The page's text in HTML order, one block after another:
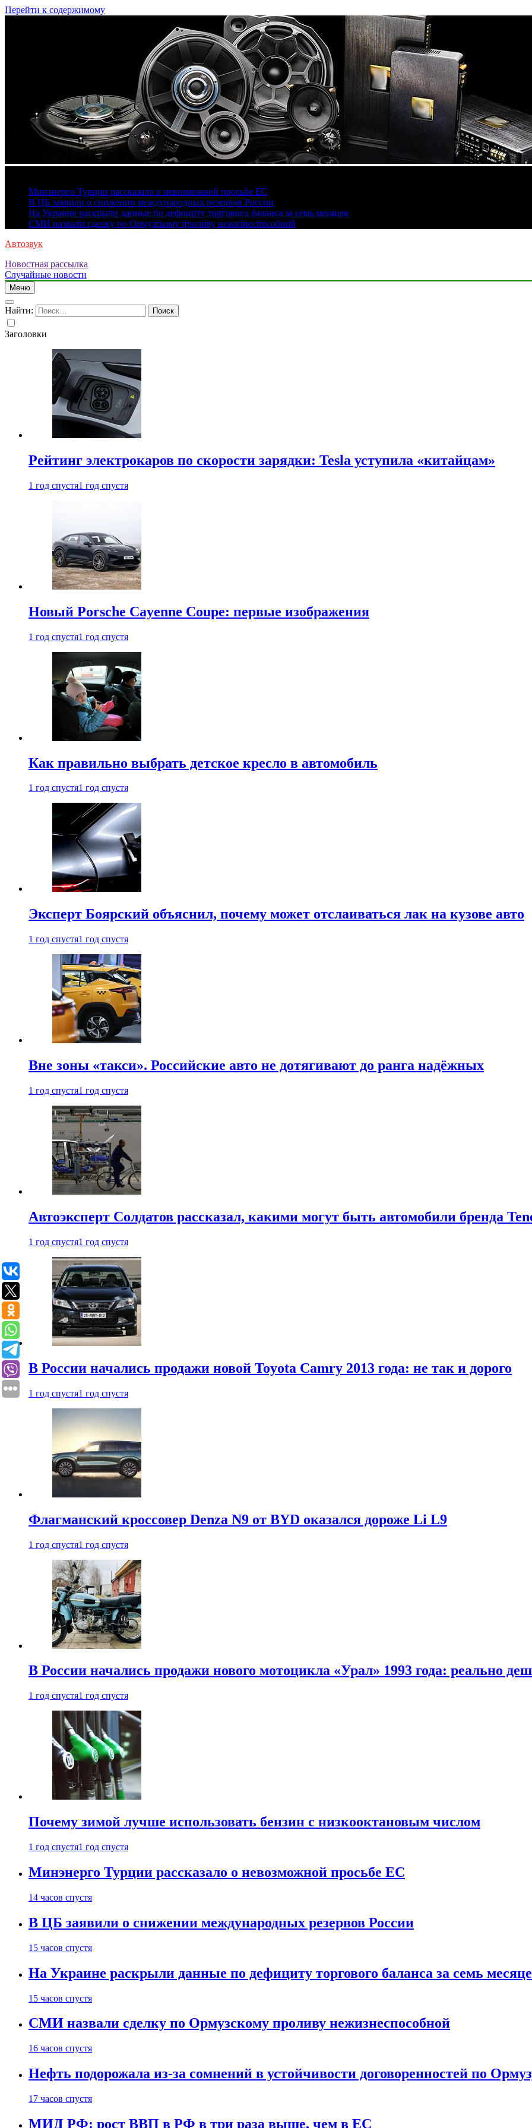
Перейти к содержимому
Минэнерго Турции рассказало о невозможной просьбе ЕС
В ЦБ заявили о снижении международных резервов России
На Украине раскрыли данные по дефициту торгового баланса за семь месяцев
СМИ назвали сделку по Ормузскому проливу нежизнеспособной
Автозвук
Новостная рассылка
Случайные новости
Меню
Найти:
Заголовки
Рейтинг электрокаров по скорости зарядки: Tesla уступила «китайцам»
1 год спустя1 год спустя
Новый Porsche Cayenne Coupe: первые изображения
1 год спустя1 год спустя
Как правильно выбрать детское кресло в автомобиль
1 год спустя1 год спустя
Эксперт Боярский объяснил, почему может отслаиваться лак на кузове авто
1 год спустя1 год спустя
Вне зоны «такси». Российские авто не дотягивают до ранга надёжных
1 год спустя1 год спустя
Автоэксперт Солдатов рассказал, какими могут быть автомобили бренда
1 год спустя1 год спустя
В России начались продажи новой Toyota Camry 2013 года: не так и дорого
1 год спустя1 год спустя
Флагманский кроссовер Denza N9 от BYD оказался дороже Li L9
1 год спустя1 год спустя
В России начались продажи нового мотоцикла «Урал» 1993 года: реально
1 год спустя1 год спустя
Почему зимой лучше использовать бензин с низкооктановым числом
1 год спустя1 год спустя
Минэнерго Турции рассказало о невозможной просьбе ЕС
14 часов спустя
В ЦБ заявили о снижении международных резервов России
15 часов спустя
На Украине раскрыли данные по дефициту торгового баланса за семь
15 часов спустя
СМИ назвали сделку по Ормузскому проливу нежизнеспособной
16 часов спустя
Нефть подорожала из-за сомнений в устойчивости договоренностей по
17 часов спустя
МИД РФ: рост ВВП в РФ в три раза выше, чем в ЕС